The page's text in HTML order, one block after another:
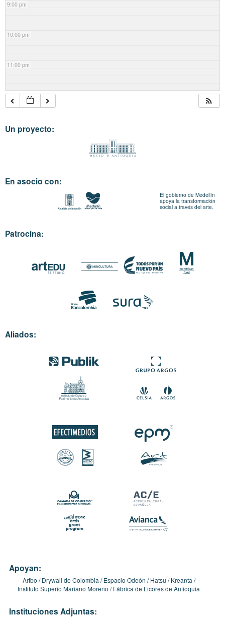
9:00 pm
10:00 pm
11:00 pm
Un proyecto:
En asocio con:
El gobierno de Medellín
apoya la transformación
social a través del arte.
Patrocina:
Aliados:
Apoyan:
Artbo Drywall de Colombia Espacio Odeón Hatsu
Kreanta
Instituto Superio Mariano Moreno
Fábrica de Licores de Antioquia
Instituciones Adjuntas: